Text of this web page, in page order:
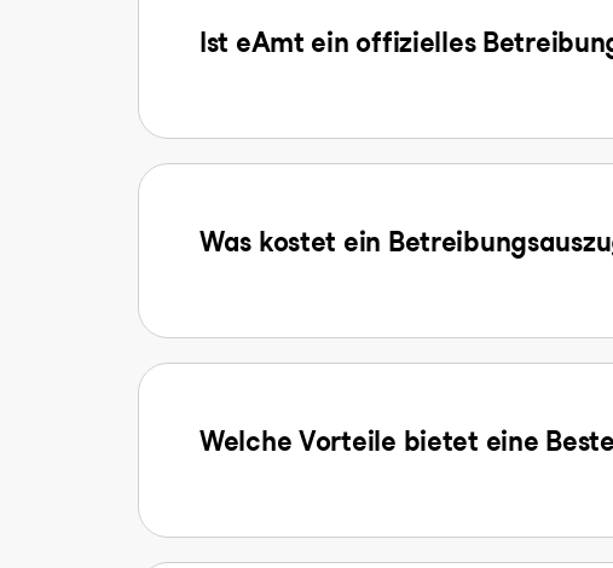
Ist eAmt ein offizielles
Was kostet ein
Welche Vorteile bietet eine